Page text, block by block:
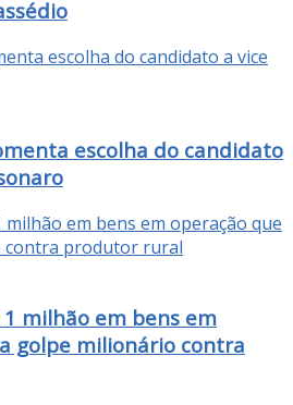
escolha do candidato
1 milhão em bens em
golpe milionário contra